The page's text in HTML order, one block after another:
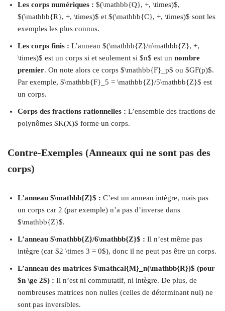
Les corps numériques : $(\mathbb{Q}, +, \times)$,
$(\mathbb{R}, +, \times)$ et $(\mathbb{C}, +, \times)$ sont les
exemples les plus connus.
Les corps finis : L’anneau $(\mathbb{Z}/n\mathbb{Z}, +,
\times)$ est un corps si et seulement si $n$ est un nombre
premier. On note alors ce corps $\mathbb{F}_p$ ou $GF(p)$.
Par exemple, $\mathbb{F}_5 = \mathbb{Z}/5\mathbb{Z}$ est
un corps.
Corps des fractions rationnelles : L’ensemble des fractions de
polynômes $K(X)$ forme un corps.
Contre-Exemples (Anneaux qui ne sont pas des
corps)
L’anneau $\mathbb{Z}$ : C’est un anneau intègre, mais pas
un corps car 2 (par exemple) n’a pas d’inverse dans
$\mathbb{Z}$.
L’anneau $\mathbb{Z}/6\mathbb{Z}$ : Il n’est même pas
intègre (car $2 \times 3 = 0$), donc il ne peut pas être un corps.
L’anneau des matrices $\mathcal{M}_n(\mathbb{R})$ (pour
$n \ge 2$) : Il n’est ni commutatif, ni intègre. De plus, de
nombreuses matrices non nulles (celles de déterminant nul) ne
sont pas inversibles.